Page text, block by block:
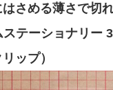
さめる薄さで切れ
テーショナリー
ップ）